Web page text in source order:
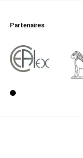
Partenaires
Voir la page 1